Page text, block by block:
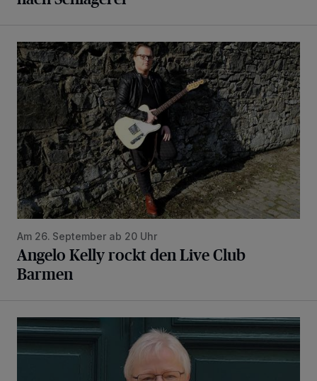
Angelo Kelly rockt den Live Club Barmen
Am 26. September ab 20 Uhr
Angelo Kelly rockt den Live Club
Barmen
Steffi Barzen brachte Kinder der Natur viel näher